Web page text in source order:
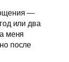
—
или два
меня
после